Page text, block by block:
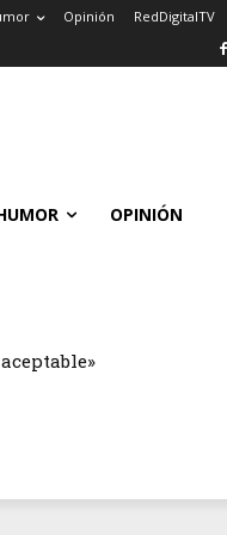
Opinión RedDigitalTV
OPINIÓN